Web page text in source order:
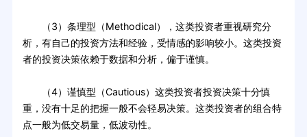
（3）条理型（Methodical），这类投资者重视研究分
析，有自己的投资方法和经验，受情感的影响较小。这类投资
者的投资决策依赖于数据和分析，偏于谨慎。
（4）谨慎型（Cautious）这类投资者投资决策十分慎
重，没有十足的把握一般不会轻易决策。这类投资者的组合特
点一般为低交易量，低波动性。